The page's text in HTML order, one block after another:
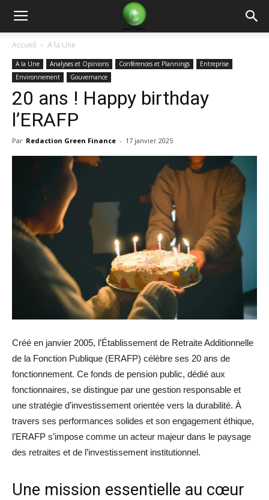
Green
Finance
Accueil A la Une
A la Une Analyses et Opinions Conférences et Plannings
Entreprise
Environnement
Gouvernance
20 ans ! Happy birthday
l’ERAFP
Par Redaction Green Finance - 17 janvier 2025
Créé en janvier 2005, l’Établissement de Retraite Additionnelle
de la Fonction Publique (ERAFP) célèbre ses 20 ans de
fonctionnement. Ce fonds de pension public, dédié aux
fonctionnaires, se distingue par une gestion responsable et
une stratégie d’investissement orientée vers la durabilité. À
travers ses performances solides et son engagement éthique,
l’ERAFP s’impose comme un acteur majeur dans le paysage
des retraites et de l’investissement institutionnel.
Une mission essentielle au cœur